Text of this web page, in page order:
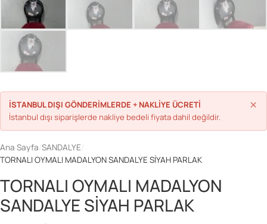
İSTANBUL DIŞI GÖNDERİMLERDE + NAKLİYE ÜCRETİ
İstanbul dışı siparişlerde nakliye bedeli fiyata dahil değildir.
×
Ana Sayfa SANDALYE
TORNALI OYMALI MADALYON SANDALYE SİYAH PARLAK
TORNALI OYMALI MADALYON
SANDALYE SİYAH PARLAK